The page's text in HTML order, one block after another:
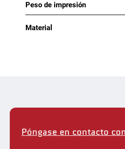
Peso de impresión
Material
Póngase en contacto